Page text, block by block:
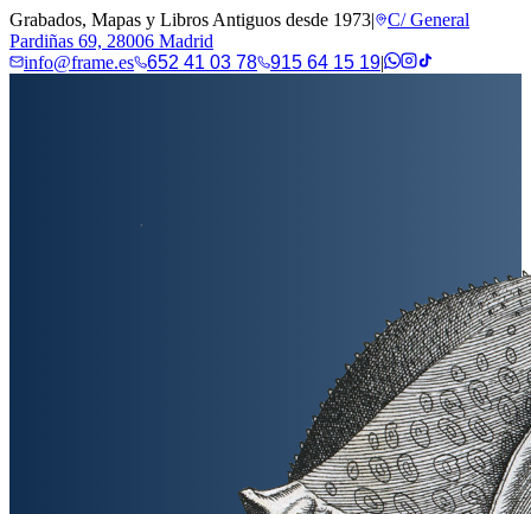
Grabados, Mapas y Libros Antiguos desde 1973|
C/ General
Pardiñas 69, 28006 Madrid
info@frame.es
652 41 03 78 915 64 15 19|